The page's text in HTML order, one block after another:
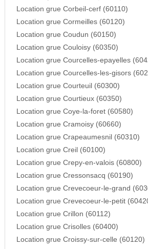
Location grue Corbeil-cerf (60110)
Location grue Cormeilles (60120)
Location grue Coudun (60150)
Location grue Couloisy (60350)
Location grue Courcelles-epayelles
Location grue Courcelles-les-gisors
Location grue Courteuil (60300)
Location grue Courtieux (60350)
Location grue Coye-la-foret (60580)
Location grue Cramoisy (60660)
Location grue Crapeaumesnil (60310)
Location grue Creil (60100)
Location grue Crepy-en-valois (60800)
Location grue Cressonsacq (60190)
Location grue Crevecoeur-le-grand
Location grue Crevecoeur-le-petit
Location grue Crillon (60112)
Location grue Crisolles (60400)
Location grue Croissy-sur-celle (60120)